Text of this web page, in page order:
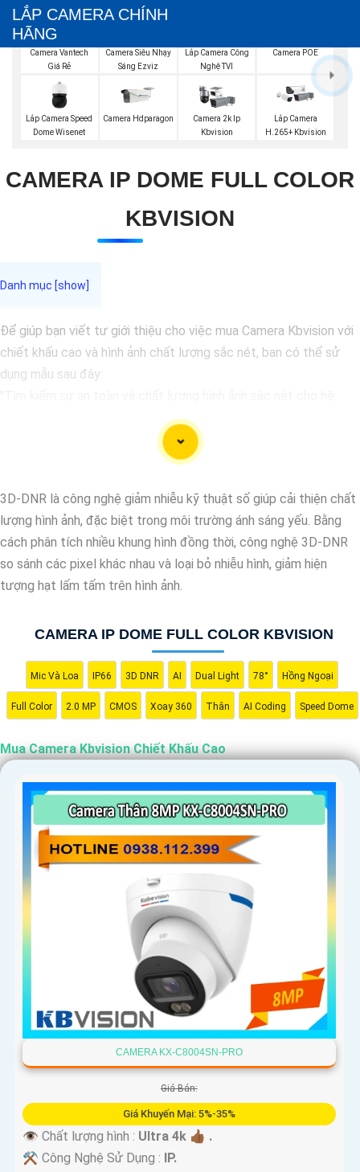
LẮP CAMERA CHÍNH
HÃNG
Camera Vantech
Giá Rẻ
Camera Siêu Nhạy
Sáng Ezviz
Lắp Camera Công
Nghệ TVI
Camera POE
Lắp Camera Speed
Dome Wisenet
Camera Hdparagon
Camera 2k Ip
Kbvision
Lắp Camera
H.265+ Kbvision
CAMERA IP DOME FULL COLOR
KBVISION
Để giúp bạn viết tư giới thiệu cho việc mua Camera Kbvision với
chiết khấu cao và hình ảnh chất lượng sắc nét, bạn có thể sử
dụng mẫu sau đây:
thống giám sát của bạn? Hãy đến với Camera Kbvision - thương
hiệu uy tín với chiết khấu cao. Với công nghệ hàng đầu, Camera
Kbvision mang đến cho bạn hình ảnh chất lượng cao, rõ nét và
sự giám sát chuyên nghiệp. Hãy đầu tư vào Camera Kbvision và
yên tâm bảo vệ gia đình và tài sản của bạn ngay hôm nay!"
Bạn có thể điều chỉnh và thêm vào nội dung trên để phù hợp với
nhu cầu cụ thể của bạn. Chúc bạn thành công!
'
3D-DNR là công nghệ giảm nhiễu kỹ thuật số giúp cải thiện chất
lượng hình ảnh, đặc biệt trong môi trường ánh sáng yếu. Bằng
cách phân tích nhiều khung hình đồng thời, công nghệ 3D-DNR
so sánh các pixel khác nhau và loại bỏ nhiễu hình, giảm hiện
tượng hạt lấm tấm trên hình ảnh.
CAMERA IP DOME FULL COLOR KBVISION
Mic Và Loa IP66 3D DNR AI Dual Light 78° Hồng Ngoại
Full Color 2.0 MP CMOS Xoay 360 Thân AI Coding Speed Dome
Mua Camera Kbvision Chiết Khấu Cao
CAMERA KX-C8004SN-PRO
Giá Bán:
Giá Khuyến Mại: 5%-35%
👁 Chất lượng hình : Ultra 4k 👍🏾 .
⚒ Công Nghệ Sử Dụng : IP.